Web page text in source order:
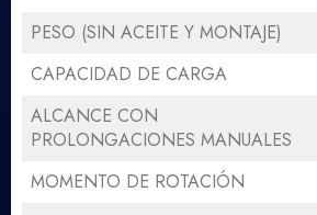
PESO (SIN ACEITE Y MONTAJE)
CAPACIDAD DE CARGA
ALCANCE CON
PROLONGACIONES MANUALES
MOMENTO DE ROTACIÓN